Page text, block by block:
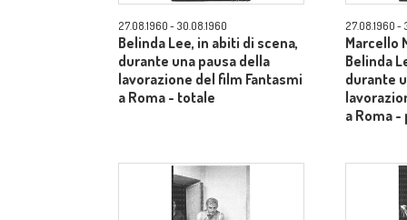
27.08.1960 - 30.08.1960
Belinda Lee, in abiti di scena,
durante una pausa della
lavorazione del film Fantasmi
a Roma - totale
27.08.1960 -
Marcello
Belinda
durante
a Roma